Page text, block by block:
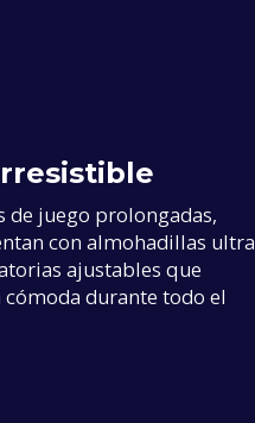
de juego prolongadas,
con almohadillas ultra
ajustables que
durante todo el